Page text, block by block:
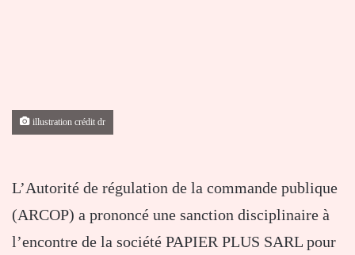
illustration crédit dr
L’Autorité de régulation de la commande publique
(ARCOP) a prononcé une sanction disciplinaire à
l’encontre de la société PAPIER PLUS SARL pour